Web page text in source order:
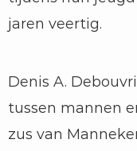
jaren veertig.
Denis A.
tussen mannen
zus van